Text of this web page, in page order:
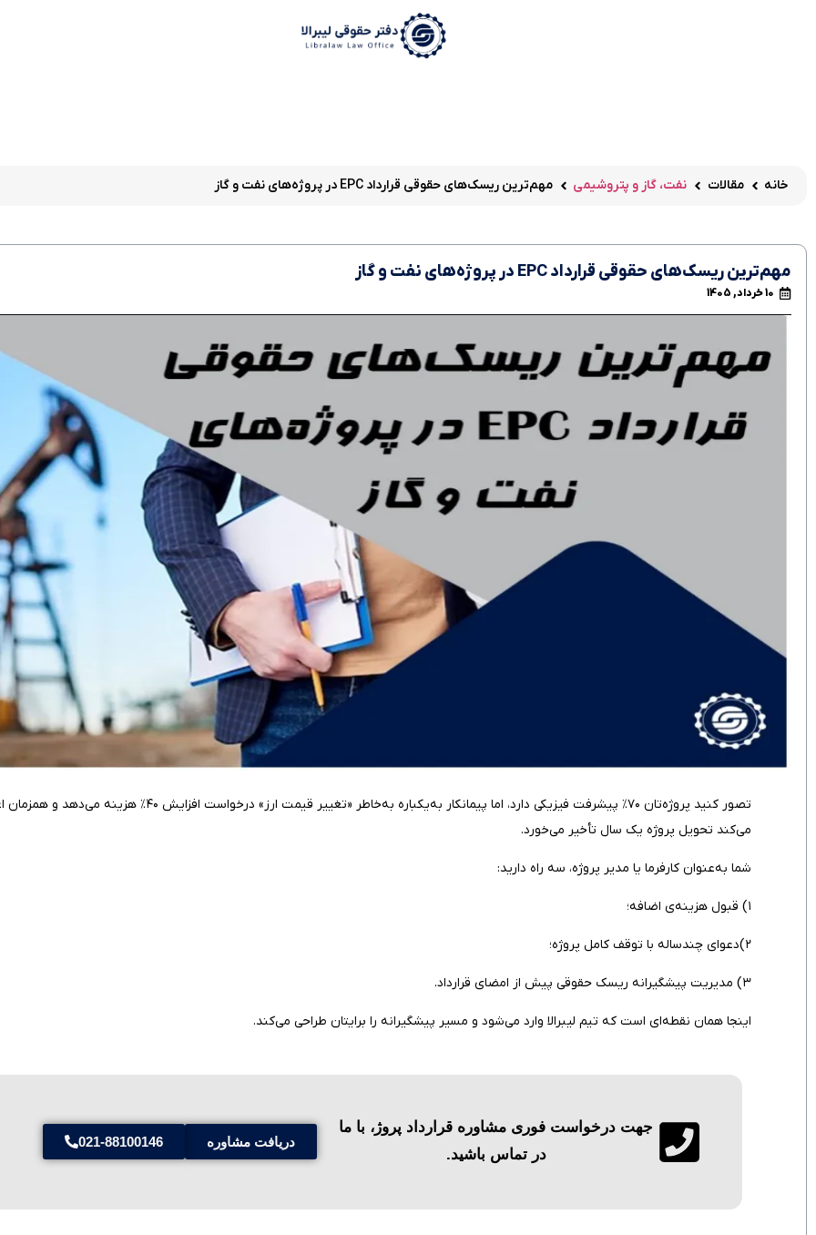
خانه مقالات نفت، گاز و پتروشیمی مهم‌ترین ریسک‌های حقوقی قرارداد EPC در پروژه‌های نفت و گاز
مهم‌ترین ریسک‌های حقوقی قرارداد EPC در پروژه‌های نفت و گاز
10 خرداد, 1405
تصور کنید پروژه‌تان ۷۰٪ پیشرفت فیزیکی دارد، اما پیمانکار به‌یکباره به‌خاطر «تغییر قیمت ارز» درخواست افزایش ۴۰٪ هزینه
می‌کند تحویل پروژه یک سال تأخیر می‌خورد.
شما به‌عنوان کارفرما یا مدیر پروژه، سه راه دارید:
۱) قبول هزینه‌ی اضافه؛
۲)دعوای چندساله با توقف کامل پروژه؛
۳) مدیریت پیشگیرانه ریسک حقوقی پیش از امضای قرارداد.
اینجا همان نقطه‌ای است که تیم لیبرالا وارد می‌شود و مسیر پیشگیرانه را برایتان طراحی می‌کند.
جهت درخواست فوری مشاوره قرارداد پروژ، با ما
در تماس باشید.
دریافت مشاوره 021-88100146